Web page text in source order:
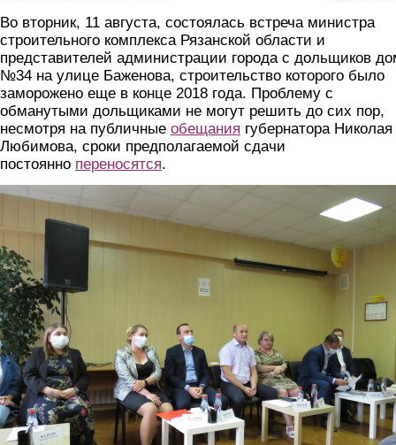
Во вторник, 11 августа, состоялась встреча министра
строительного комплекса Рязанской области и
представителей администрации города с дольщиков
№34 на улице Баженова, строительство которого было
заморожено еще в конце 2018 года. Проблему с
обманутыми дольщиками не могут решить до сих пор,
несмотря на публичные обещания губернатора Николая
Любимова, сроки предполагаемой сдачи
постоянно переносятся.
2_dol.png